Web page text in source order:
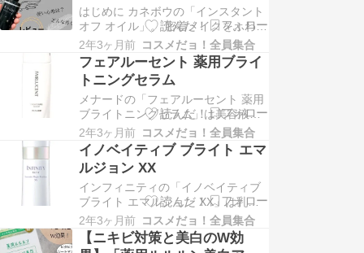
液で「これ1本で肌がうるおった！」
「もっちり肌になった！」とユーザ
ーからの口コ…
オイル」を実際に試してみま
した！
はじめに カネボウの「インスタント
オフ オイル」。 密着メイクをふわり
と浮かせる、まるで羽のような軽さ
のクレンジングです。 今回はそんな
カネボウの「インスタント オフ オイ
ル」を試してみたので、使用感や感
想をレビューしていきます。 パッケ
ージ シンプルな黒い箱です。 外装は
紙で…
2年3ヶ月前 コスメだョ！全員集合
フェアルーセント 薬用ブライ
トニングセラム
メナードの「フェアルーセント 薬用
ブライトニングセラム」は美容液で
す。メナードで人気の美白スキンケ
アライン「フェアルーセント」のリ
ニューアル商品の1つ。ビタミンC誘
導体のAPMという有効美白成分が含
まれていることが特徴。またうるお
う透明感のある肌へ導くユキツバキ
エキス配合で、紫外…
2年3ヶ月前 コスメだョ！全員集合
イノベイティブ ブライト エマ
ルジョン XX
インフィニティの「イノベイティブ
ブライト エマルジョン XX」は乳液
です。メラニンの生成を抑制する
「コウジ酸」と肌のバリア機能低下
による肌荒れを防ぐ「アラントイ
2年3ヶ月前 コスメだョ！全員集合
【ニキビ対策と美白のW効